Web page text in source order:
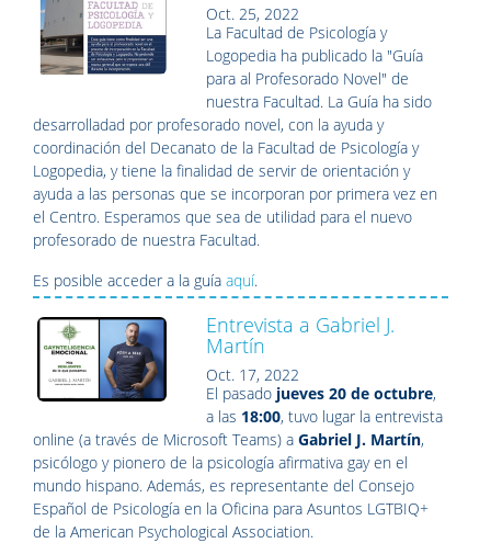
Oct. 25, 2022
La Facultad de Psicología y
Logopedia ha publicado la "Guía
para al Profesorado Novel" de
nuestra Facultad. La Guía ha sido
desarrolladad por profesorado novel, con la ayuda y
coordinación del Decanato de la Facultad de Psicología y
Logopedia, ytiene la finalidad de servir de orientación y
ayuda a las personas que se incorporan por primera vez en
el Centro. Esperamos que sea de utilidad para el nuevo
profesorado de nuestra Facultad.
Es posible acceder a la guía aquí.
Entrevista a Gabriel J.
Martín
Oct. 17, 2022
El pasado jueves 20 de octubre,
a las 18:00, tuvo lugar la entrevista
online (a través de Microsoft Teams) a Gabriel J. Martín,
psicólogo y pionero de la psicología afirmativa gay en el
mundo hispano. Además, es representante del Consejo
Español de Psicología en la Oficina para Asuntos LGTBIQ+
de la American Psychological Association.